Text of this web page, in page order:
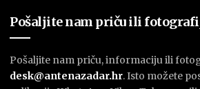
Pošaljite nam priču ili
Pošaljite nam priču, informaciju ili
desk@antenazadar.hr. Isto možete